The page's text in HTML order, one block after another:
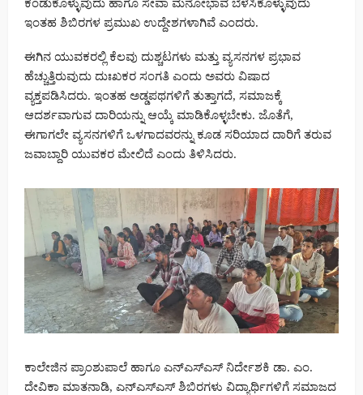
ಕಂಡುಕೊಳ್ಳುವುದು ಹಾಗೂ ಸೇವಾ ಮನೋಭಾವ ಬೆಳೆಸಿಕೊಳ್ಳುವುದು
ಇಂತಹ ಶಿಬಿರಗಳ ಪ್ರಮುಖ ಉದ್ದೇಶಗಳಾಗಿವೆ ಎಂದರು.
ಈಗಿನ ಯುವಕರಲ್ಲಿ ಕೆಲವು ದುಶ್ಚಟಗಳು ಮತ್ತು ವ್ಯಸನಗಳ ಪ್ರಭಾವ
ಹೆಚ್ಚುತ್ತಿರುವುದು ದುಃಖಕರ ಸಂಗತಿ ಎಂದು ಅವರು ವಿಷಾದ
ವ್ಯಕ್ತಪಡಿಸಿದರು. ಇಂತಹ ಅಡ್ಡಪಥಗಳಿಗೆ ತುತ್ತಾಗದೆ, ಸಮಾಜಕ್ಕೆ
ಆದರ್ಶವಾಗುವ ದಾರಿಯನ್ನು ಆಯ್ಕೆ ಮಾಡಿಕೊಳ್ಳಬೇಕು. ಜೊತೆಗೆ,
ಈಗಾಗಲೇ ವ್ಯಸನಗಳಿಗೆ ಒಳಗಾದವರನ್ನು ಕೂಡ ಸರಿಯಾದ ದಾರಿಗೆ ತರುವ
ಜವಾಬ್ದಾರಿ ಯುವಕರ ಮೇಲಿದೆ ಎಂದು ತಿಳಿಸಿದರು.
ಕಾಲೇಜಿನ ಪ್ರಾಂಶುಪಾಲೆ ಹಾಗೂ ಎನ್‌ಎಸ್‌ಎಸ್ ನಿರ್ದೇಶಕಿ ಡಾ. ಎಂ.
ದೇವಿಕಾ ಮಾತನಾಡಿ, ಎನ್‌ಎಸ್‌ಎಸ್ ಶಿಬಿರಗಳು ವಿದ್ಯಾರ್ಥಿಗಳಿಗೆ ಸಮಾಜದ